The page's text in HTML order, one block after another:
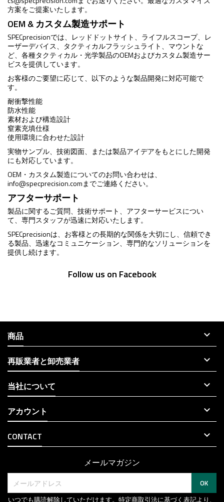
方案をご提案いたします。
OEM & カスタム製造サポート
SPECprecisionでは、レッドドットサイト、ライフルスコープ、レ
ーザーデバイス、タクティカルフラッシュライト、マウントな
ど、各種タクティカル・光学製品のOEMおよびカスタム製造サー
ビスを提供しています。
お客様のご要望に応じて、以下のような製品開発に対応可能で
す。
耐衝撃性能
防水性能
素材および構造設計
窒素充填仕様
使用環境に合わせた設計
実物サンプル、技術図面、または製品アイデアをもとにした開発
にも対応しています。
OEM・カスタム製造についてのお問い合わせは、
info@specprecision.comまでご連絡ください。
アフターサポート
製品に関するご質問、技術サポート、アフターサービスについ
て、専門スタッフが迅速に対応いたします。
SPECprecisionは、お客様との長期的な関係を大切にし、信頼でき
る製品、迅速なコミュニケーション、専門的なソリューションを
提供し続けます。
Follow us on Facebook
商品 
再販業者と卸売業者 
当社について 
アカウント 
CONTACT 
メールマガジン
いつでも購読解除していただけます。特定商取引法に基づく表記より、